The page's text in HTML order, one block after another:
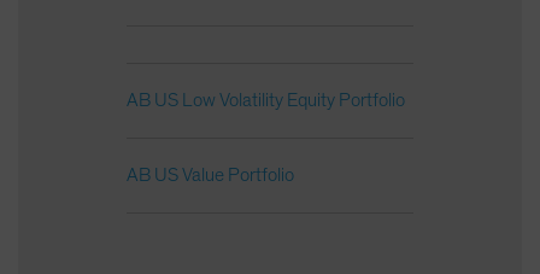
AB US Low Volatility Equity Portfolio
AB US Value Portfolio